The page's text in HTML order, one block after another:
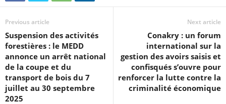
Previous article
Suspension des activités
forestières : le MEDD
annonce un arrêt national
de la coupe et du
transport de bois du 7
juillet au 30 septembre
2025
Next article
Conakry : un forum
international sur la
gestion des avoirs saisis et
confisqués s’ouvre pour
renforcer la lutte contre la
criminalité économique